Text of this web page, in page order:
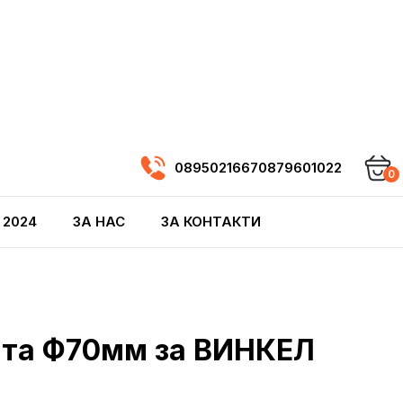
08950216670879601022 0
ЗА НАС ЗА КОНТАКТИ
Ф70мм за ВИНКЕЛ